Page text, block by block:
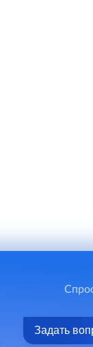
Задать